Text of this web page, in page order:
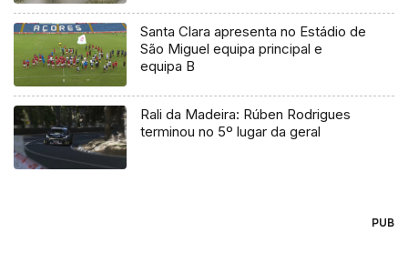
Santa Clara apresenta no Estádio de
São Miguel equipa principal e
equipa B
Rali da Madeira: Rúben Rodrigues
terminou no 5º lugar da geral
PUB